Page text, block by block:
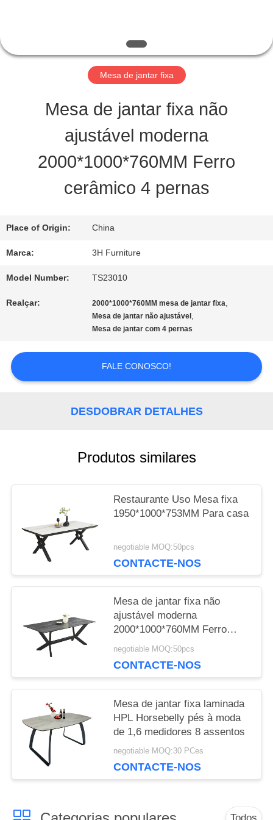
CONTROLE
QUALIDADE
CONTATO
UMAS
CITAÇÕES
SITE
PRIVACY
Mesa de jantar fixa
Mesa de jantar fixa não
ajustável moderna
2000*1000*760MM Ferro
cerâmico 4 pernas
Place of Origin: China
Marca: 3H Furniture
Model Number: TS23010
Realçar: 2000*1000*760MM mesa de jantar fixa,
Mesa de jantar não ajustável ,
Mesa de jantar com 4 pernas
FALE CONOSCO!
DESDOBRAR DETALHES
Produtos similares
Restaurante Uso Mesa fixa
1950*1000*753MM Para casa
negotiable MOQ:50pcs
CONTACTE-NOS
Mesa de jantar fixa não
ajustável moderna
2000*1000*760MM Ferro
cerâmico 4 pernas
negotiable MOQ:50pcs
CONTACTE-NOS
Mesa de jantar fixa laminada
HPL Horsebelly pés à moda
de 1,6 medidores 8 assentos
negotiable MOQ:30 PCes
CONTACTE-NOS